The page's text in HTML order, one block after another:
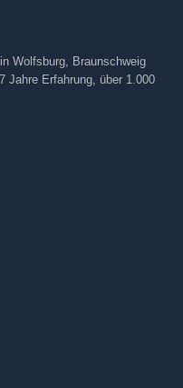
Wolfsburg, Braunschweig
Jahre Erfahrung, über 1.000